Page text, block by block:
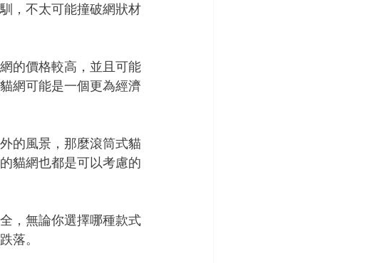
，不太可能撞破網狀材
的價格較高，並且可能
網可能是一個更為經濟
的風景，那麼滾筒式貓
貓網也都是可以考慮的
，無論你選擇哪種款式
落。